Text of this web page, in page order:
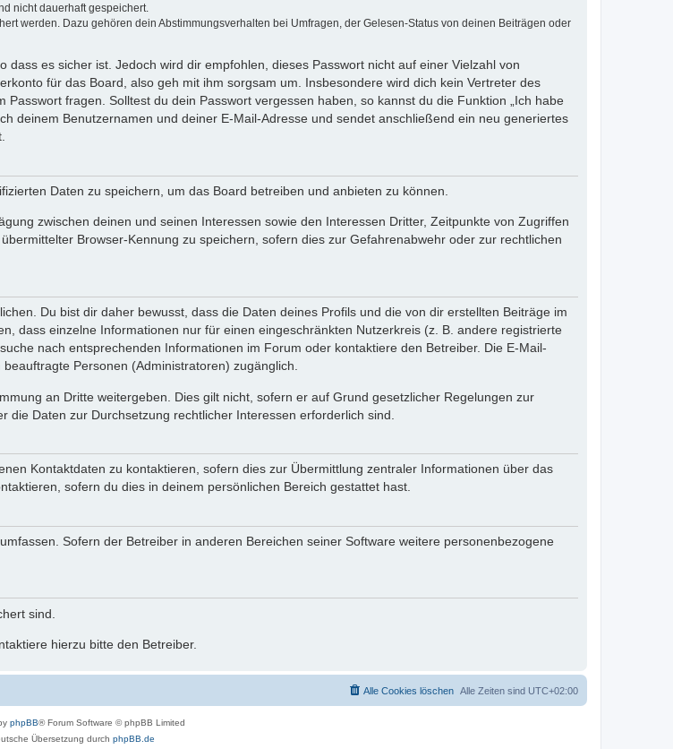
nicht dauerhaft gespeichert.
werden. Dazu gehören dein Abstimmungsverhalten bei Umfragen, der Gelesen-Status von deinen Beiträgen oder
es sicher ist. Jedoch wird dir empfohlen, dieses Passwort nicht auf einer Vielzahl von
für das Board, also geh mit ihm sorgsam um. Insbesondere wird dich kein Vertreter des
fragen. Solltest du dein Passwort vergessen haben, so kannst du die Funktion „Ich habe
deinem Benutzernamen und deiner E-Mail-Adresse und sendet anschließend ein neu generiertes
Daten zu speichern, um das Board betreiben und anbieten zu können.
zwischen deinen und seinen Interessen sowie den Interessen Dritter, Zeitpunkte von Zugriffen
Browser-Kennung zu speichern, sofern dies zur Gefahrenabwehr oder zur rechtlichen
Du bist dir daher bewusst, dass die Daten deines Profils und die von dir erstellten Beiträge im
dass einzelne Informationen nur für einen eingeschränkten Nutzerkreis (z. B. andere registrierte
nach entsprechenden Informationen im Forum oder kontaktiere den Betreiber. Die E-Mail-
Personen (Administratoren) zugänglich.
an Dritte weitergeben. Dies gilt nicht, sofern er auf Grund gesetzlicher Regelungen zur
Daten zur Durchsetzung rechtlicher Interessen erforderlich sind.
Kontaktdaten zu kontaktieren, sofern dies zur Übermittlung zentraler Informationen über das
sofern du dies in deinem persönlichen Bereich gestattet hast.
Sofern der Betreiber in anderen Bereichen seiner Software weitere personenbezogene
sind.
hierzu bitte den Betreiber.
Alle Zeiten sind UTC+02:00
Alle Cookies löschen
phpBB® Forum Software © phpBB Limited
Übersetzung durch phpBB.de